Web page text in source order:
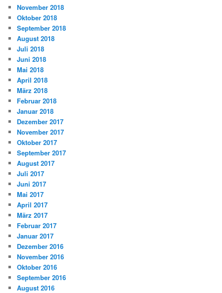
November 2018
Oktober 2018
September 2018
August 2018
Juli 2018
Juni 2018
Mai 2018
April 2018
März 2018
Februar 2018
Januar 2018
Dezember 2017
November 2017
Oktober 2017
September 2017
August 2017
Juli 2017
Juni 2017
Mai 2017
April 2017
März 2017
Februar 2017
Januar 2017
Dezember 2016
November 2016
Oktober 2016
September 2016
August 2016